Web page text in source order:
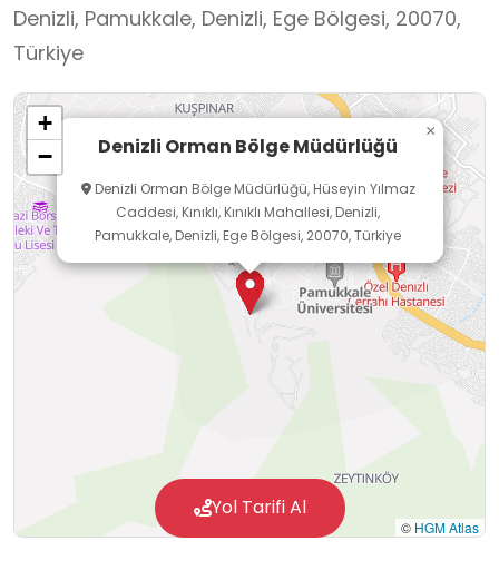
Denizli, Pamukkale, Denizli, Ege Bölgesi, 20070,
Türkiye
Denizli Orman Bölge Müdürlüğü
Denizli Orman Bölge Müdürlüğü, Hüseyin Yılmaz
Caddesi, Kınıklı, Kınıklı Mahallesi, Denizli,
Pamukkale, Denizli, Ege Bölgesi, 20070, Türkiye
×
+
−
© HGM Atlas
Yol Tarifi Al